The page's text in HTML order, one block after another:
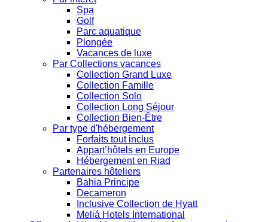
Spa
Golf
Parc aquatique
Plongée
Vacances de luxe
Par Collections vacances
Collection Grand Luxe
Collection Famille
Collection Solo
Collection Long Séjour
Collection Bien-Être
Par type d'hébergement
Forfaits tout inclus
Appart’hôtels en Europe
Hébergement en Riad
Partenaires hôteliers
Bahia Principe
Decameron
Inclusive Collection de Hyatt
Meliá Hotels International